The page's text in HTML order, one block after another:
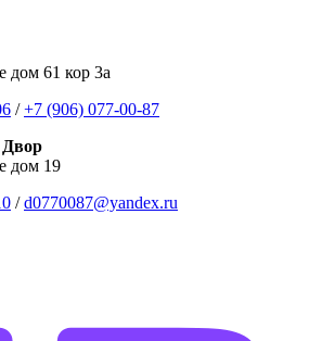
дом 61 кор 3а
/+7 (906) 077-00-87
дом 19
/d0770087@yandex.ru